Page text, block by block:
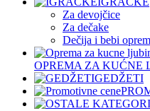
Za devojčice
Za dečake
Dečija i bebi
OPREMA ZA KUĆNE
GEDŽETI